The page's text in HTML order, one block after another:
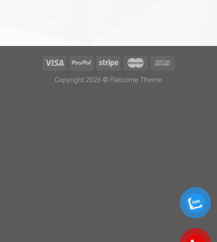
Copyright 2026 © Flatsome Theme